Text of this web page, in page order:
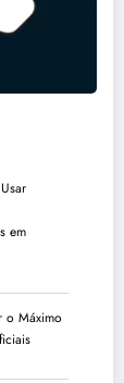
em
o Máximo